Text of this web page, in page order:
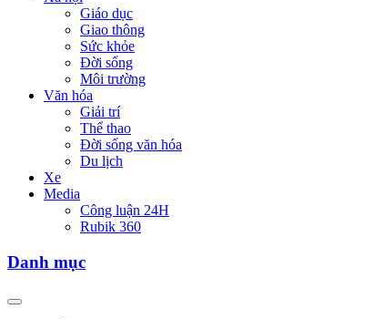
Giáo dục
Giao thông
Sức khỏe
Đời sống
Môi trường
Văn hóa
Giải trí
Thể thao
Đời sống văn hóa
Du lịch
Xe
Media
Công luận 24H
Rubik 360
Danh mục